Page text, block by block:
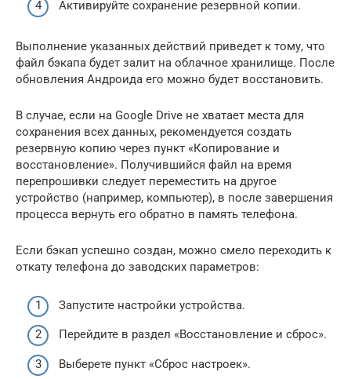
Активируйте сохранение резервной копии.
Выполнение указанных действий приведет к тому, что
файл бэкапа будет залит на облачное хранилище. После
обновления Андроида его можно будет восстановить.
В случае, если на Google Drive не хватает места для
сохранения всех данных, рекомендуется создать
резервную копию через пункт «Копирование и
восстановление». Получившийся файл на время
перепрошивки следует переместить на другое
устройство (например, компьютер), в после завершения
процесса вернуть его обратно в память телефона.
Если бэкап успешно создан, можно смело переходить к
откату телефона до заводских параметров:
Запустите настройки устройства.
Перейдите в раздел «Восстановление и сброс».
Выберете пункт «Сброс настроек».